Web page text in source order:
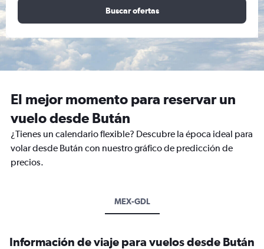
Buscar ofertas
El mejor momento para reservar un
vuelo desde Bután
¿Tienes un calendario flexible? Descubre la época ideal para
volar desde Bután con nuestro gráfico de predicción de
precios.
MEX-GDL
Información de viaje para vuelos desde Bután